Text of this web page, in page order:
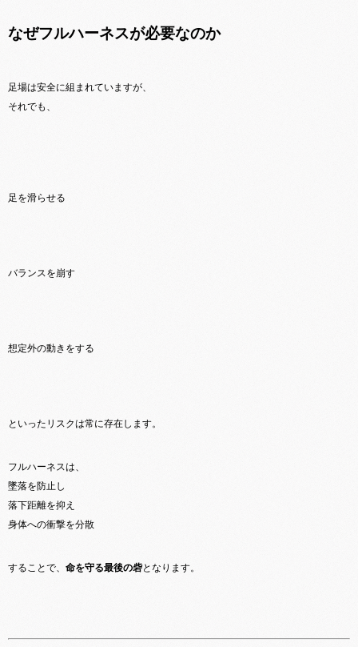
なぜフルハーネスが必要なのか
足場は安全に組まれていますが、
それでも、
足を滑らせる
バランスを崩す
想定外の動きをする
といったリスクは常に存在します。
フルハーネスは、
墜落を防止し
落下距離を抑え
身体への衝撃を分散
することで、 命を守る最後の砦となります。